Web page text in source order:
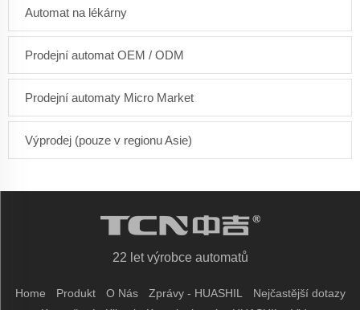
Automat na lékárny
Prodejní automat OEM / ODM
Prodejní automaty Micro Market
Výprodej (pouze v regionu Asie)
22 let výrobce automatů
Home Produkt O Nás Zprávy - HUASHIL
Nejčastější dotazy